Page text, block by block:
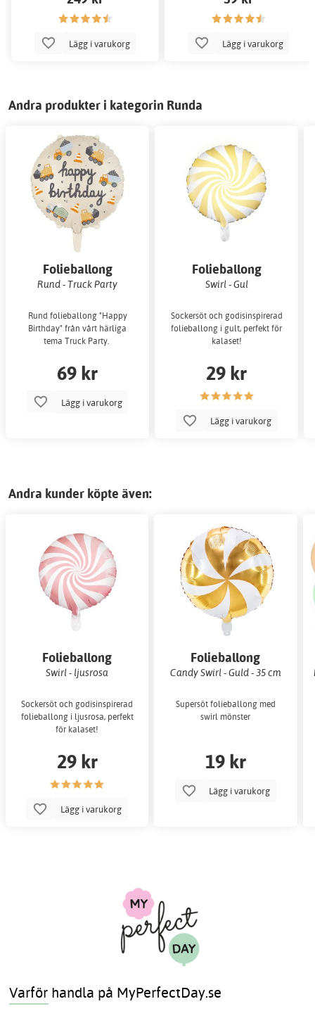
Lägg i varukorg Lägg i varukorg
Andra produkter i kategorin Runda
Folieballong
Rund - Truck Party
Rund folieballong "Happy
Birthday" från vårt härliga
tema Truck Party.
69 kr
Lägg i varukorg
Folieballong
Swirl - Gul
Sockersöt och godisinspirerad
folieballong i gult, perfekt för
kalaset!
29 kr
Lägg i varukorg
Andra kunder köpte även:
Folieballong
Swirl - ljusrosa
Sockersöt och godisinspirerad
folieballong i ljusrosa, perfekt
för kalaset!
29 kr
Lägg i varukorg
Folieballong
Candy Swirl - Guld - 35 cm
Supersöt folieballong med
swirl mönster
19 kr
Lägg i varukorg
Varför handla på MyPerfectDay.se